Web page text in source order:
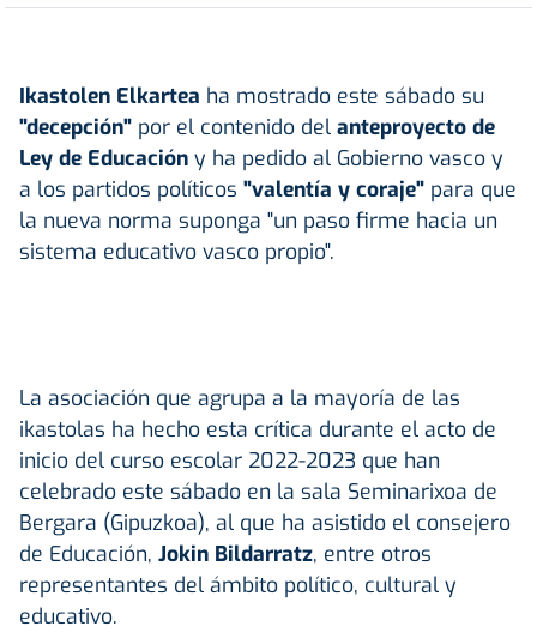
Ikastolen Elkartea ha mostrado este sábado su
"decepción" por el contenido del anteproyecto de
Ley de Educación y ha pedido al Gobierno vasco y
a los partidos políticos "valentía y coraje" para que
la nueva norma suponga "un paso firme hacia un
sistema educativo vasco propio".
La asociación que agrupa a la mayoría de las
ikastolas ha hecho esta crítica durante el acto de
inicio del curso escolar 2022-2023 que han
celebrado este sábado en la sala Seminarixoa de
Bergara (Gipuzkoa), al que ha asistido el consejero
de Educación, Jokin Bildarratz, entre otros
representantes del ámbito político, cultural y
educativo.